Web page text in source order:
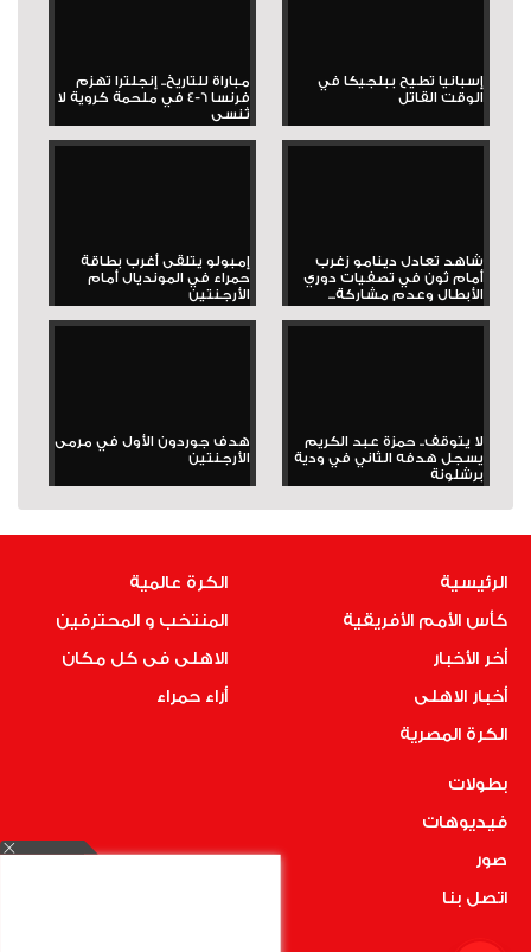
إسبانيا تطيح ببلجيكا في
الوقت القاتل
مباراة للتاريخ.. إنجلترا تهزم
فرنسا 6-4 في ملحمة كروية لا
تُنسى
شاهد تعادل دينامو زغرب
أمام ثون في تصفيات دوري
الأبطال وعدم مشاركة...
إمبولو يتلقى أغرب بطاقة
حمراء في المونديال أمام
الأرجنتين
لا يتوقف.. حمزة عبد الكريم
يسجل هدفه الثاني في ودية
برشلونة
هدف جوردون الأول في مرمى
الأرجنتين
الرئيسية
كأس الأمم الأفريقية
أخر الأخبار
أخبار الاهلى
الكرة المصرية
الكرة عالمية
المنتخب و المحترفين
الاهلى فى كل مكان
أراء حمراء
بطولات
فيديوهات
صور
اتصل بنا